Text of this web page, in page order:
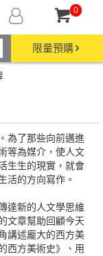
0
限量預購
為了那些向前邁進
等為媒介，使人文
生生的現實，就會
活的方向寫作。
達新的人文學思維
文章幫助回顧今天
講述龐大的西方美
西方美術史》、用